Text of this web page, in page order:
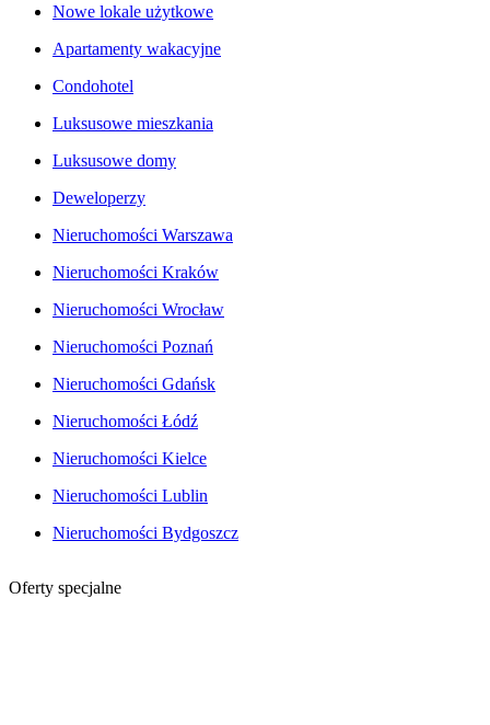
Nowe lokale użytkowe
Apartamenty wakacyjne
Condohotel
Luksusowe mieszkania
Luksusowe domy
Deweloperzy
Nieruchomości Warszawa
Nieruchomości Kraków
Nieruchomości Wrocław
Nieruchomości Poznań
Nieruchomości Gdańsk
Nieruchomości Łódź
Nieruchomości Kielce
Nieruchomości Lublin
Nieruchomości Bydgoszcz
Oferty specjalne